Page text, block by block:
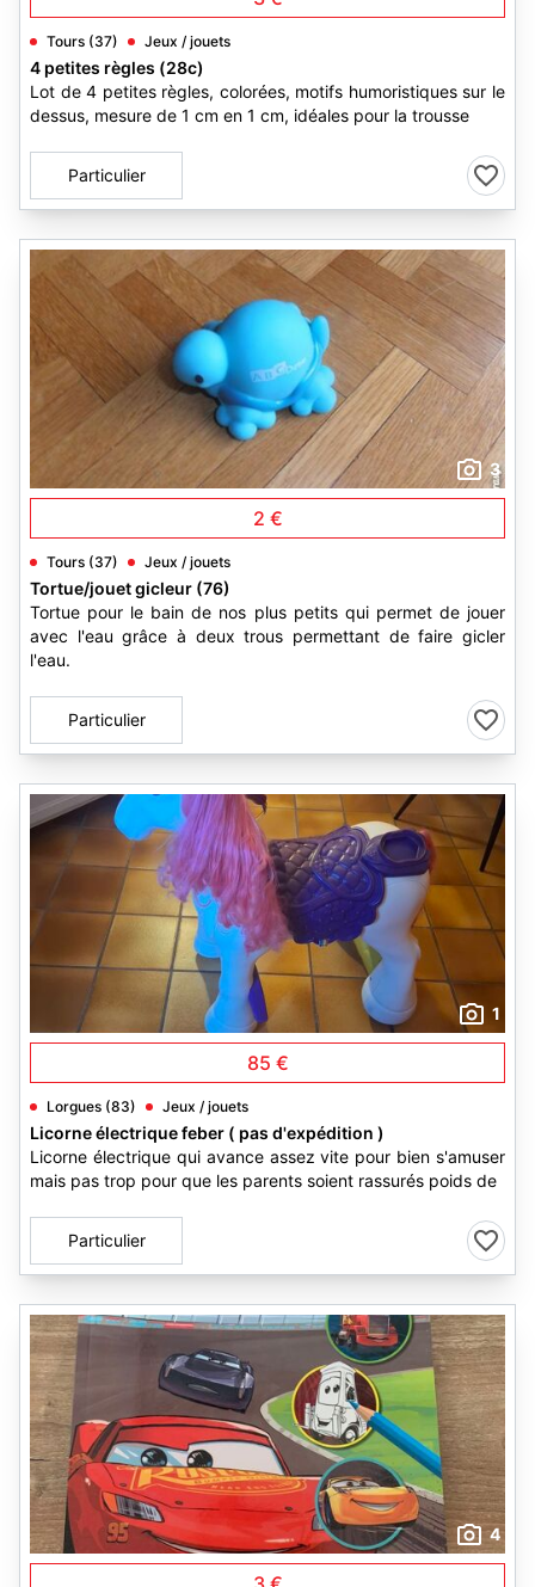
Tours (37) Jeux / jouets
4 petites règles (28c)
Lot de 4 petites règles, colorées, motifs humoristiques sur le
dessus, mesure de 1 cm en 1 cm, idéales pour la trousse
Particulier
3
2 €
Tours (37) Jeux / jouets
Tortue/jouet gicleur (76)
Tortue pour le bain de nos plus petits qui permet de jouer
avec l'eau grâce à deux trous permettant de faire gicler
l'eau.
Particulier
1
85 €
Lorgues (83) Jeux / jouets
Licorne électrique feber ( pas d'expédition )
Licorne électrique qui avance assez vite pour bien s'amuser
mais pas trop pour que les parents soient rassurés poids de
Particulier
4